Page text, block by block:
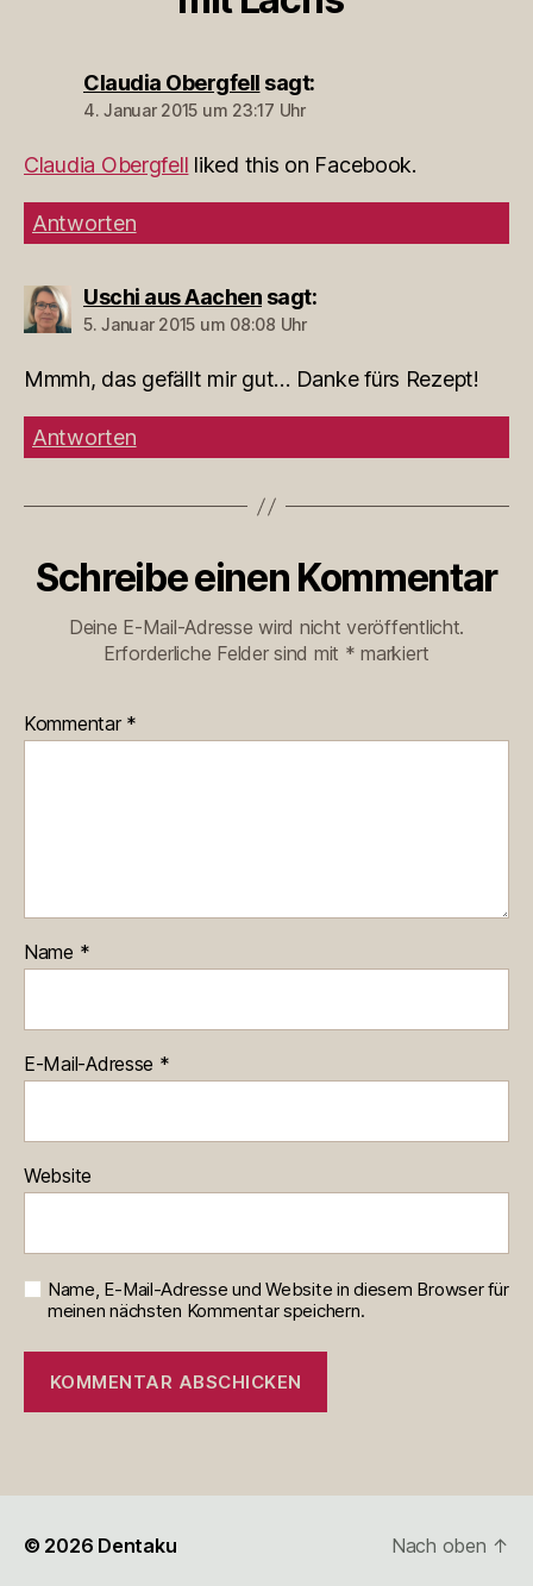
Claudia Obergfell sagt:
4. Januar 2015 um 23:17 Uhr
Claudia Obergfell liked this on Facebook.
Antworten
Uschi aus Aachen sagt:
5. Januar 2015 um 08:08 Uhr
Mmmh, das gefällt mir gut… Danke fürs Rezept!
Antworten
Schreibe einen Kommentar
Deine E-Mail-Adresse wird nicht veröffentlicht.
Erforderliche Felder sind mit * markiert
Kommentar *
Name *
E-Mail-Adresse *
Website
Name, E-Mail-Adresse und Website in diesem Browser für
meinen nächsten Kommentar speichern.
© 2026 Dentaku Nach oben ↑